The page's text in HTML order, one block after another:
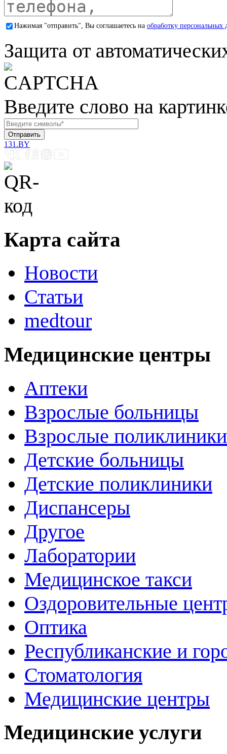
Нажимая "отправить", Вы соглашаетесь на обработку персональных
Защита от
Введите слово на
131.BY
Карта сайта
Новости
Статьи
medtour
Медицинские центры
Аптеки
Взрослые больницы
Взрослые поликлиники
Детские больницы
Детские поликлиники
Диспансеры
Другое
Лаборатории
Медицинское такси
Оздоровительные
Оптика
Республиканские и
Стоматология
Медицинские центры
Медицинские услуги